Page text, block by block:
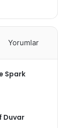
Yorumlar
Spark
Duvar